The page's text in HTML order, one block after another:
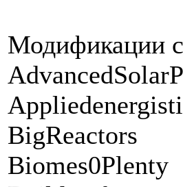
Модификации
BigReactors
Biomes0Plenty